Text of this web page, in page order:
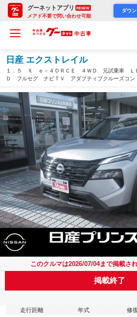
グーネットアプリ RENEW
メアド不要で問い合わせ可能
ダウ
日産 エクストレイル
１．５ Ｘ ｅ－４ＯＲＣＥ ４ＷＤ 元試乗車 Ｌ
Ｄ フルセグ ナビＴＶ アダプティブクルーズコ
ＡＣ インテリジェントキー ＥＴＣ ４ＷＤ アル
メラ 盗難防止システム メモリーナビ キーレス
県）
このクルマは2026/07/04まで掲載さ
掲載終了
走行距離 年式 修